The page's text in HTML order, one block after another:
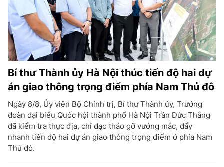
Bí thư Thành ủy Hà Nội thúc tiến độ hai dự
án giao thông trọng điểm phía Nam Thủ đô
Ngày 8/8, Ủy viên Bộ Chính trị, Bí thư Thành ủy, Trưởng
đoàn đại biểu Quốc hội thành phố Hà Nội Trần Đức Thắng
đã kiểm tra thực địa, chỉ đạo tháo gỡ vướng mắc, đẩy
nhanh tiến độ hai dự án giao thông trọng điểm ở phía Nam
Thủ đô.